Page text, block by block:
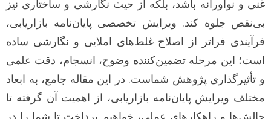
غنی و نوآورانه باشد، بلکه از حیث نگارشی و ساختاری نیز
بی‌نقص جلوه کند. ویرایش تخصصی پایان‌نامه بازاریابی،
فرآیندی فراتر از اصلاح غلط‌های املایی و نگارشی ساده
است؛ این مرحله تضمین‌کننده وضوح، انسجام، دقت علمی
و تأثیرگذاری پژوهش شماست. در این مقاله جامع، به ابعاد
مختلف ویرایش پایان‌نامه بازاریابی، از اهمیت آن گرفته تا